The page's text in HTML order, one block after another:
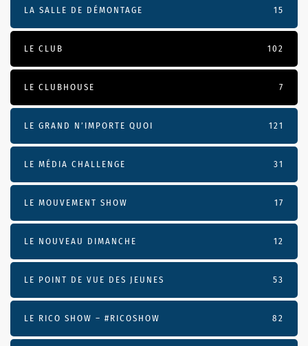
LA SALLE DE DÉMONTAGE 15
LE CLUB 102
LE CLUBHOUSE 7
LE GRAND N’IMPORTE QUOI 121
LE MÉDIA CHALLENGE 31
LE MOUVEMENT SHOW 17
LE NOUVEAU DIMANCHE 12
LE POINT DE VUE DES JEUNES 53
LE RICO SHOW – #RICOSHOW 82